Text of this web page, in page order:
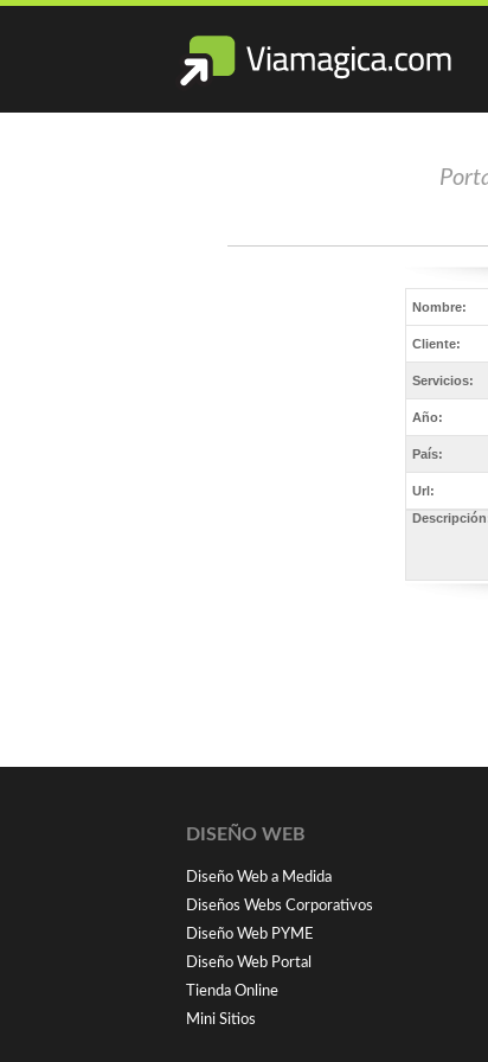
Nombre:
Cliente:
Servicios:
Año:
País:
Url:
DISEÑO WEB
Diseño Web a Medida
Diseños Webs Corporativos
Diseño Web PYME
Diseño Web Portal
Tienda Online
Mini Sitios